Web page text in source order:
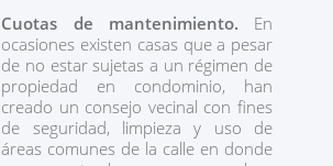
Cuotas de mantenimiento. En
ocasiones existen casas que a pesar
de no estar sujetas a un régimen de
propiedad en condominio, han
creado un consejo vecinal con fines
de seguridad, limpieza y uso de
áreas comunes de la calle en donde